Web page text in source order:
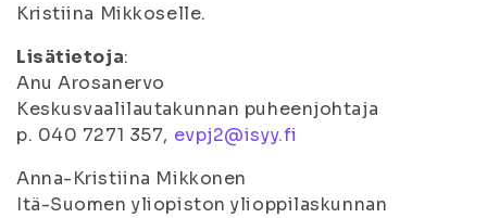
Kristiina Mikkoselle.
Lisätietoja:
Anu Arosanervo
Keskusvaalilautakunnan puheenjohtaja
p. 040 7271 357, evpj2@isyy.fi
Anna-Kristiina Mikkonen
Itä-Suomen yliopiston ylioppilaskunnan